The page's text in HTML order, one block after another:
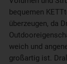
bequemen
überzeugen, da
weich und
großartig ist.